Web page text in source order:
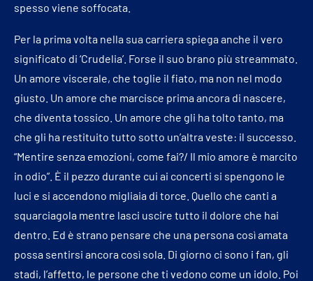
spesso viene soffocata.
Per la prima volta nella sua carriera spiega anche il vero
significato di ‘Crudelia’. Forse il suo brano più streammato.
Un amore viscerale, che toglie il fiato, ma non nel modo
giusto. Un amore che marcisce prima ancora di nascere,
che diventa tossico. Un amore che gli ha tolto tanto, ma
che gli ha restituito tutto sotto un’altra veste: il successo.
“Mentire senza emozioni, come fai?/ Il mio amore è marcito
in odio”. È il pezzo durante cui ai concerti si spengono le
luci e si accendono migliaia di torce. Quello che canti a
squarciagola mentre lasci uscire tutto il dolore che hai
dentro. Ed è strano pensare che una persona così amata
possa sentirsi ancora così sola. Di giorno ci sono i fan, gli
stadi, l’affetto, le persone che ti vedono come un idolo. Poi